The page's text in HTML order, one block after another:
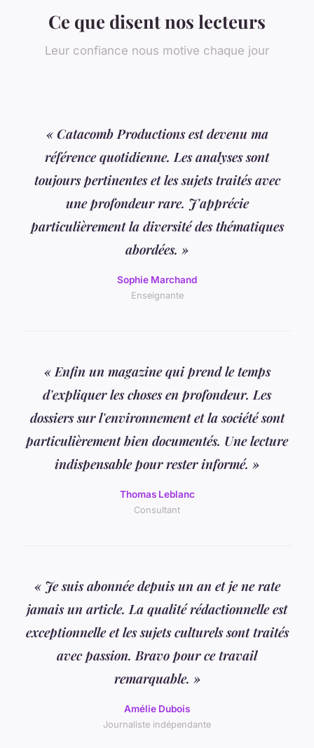
Ce que disent nos lecteurs
Leur confiance nous motive chaque jour
« Catacomb Productions est devenu ma
référence quotidienne. Les analyses sont
toujours pertinentes et les sujets traités avec
une profondeur rare. J'apprécie
particulièrement la diversité des thématiques
abordées. »
Sophie Marchand
Enseignante
« Enfin un magazine qui prend le temps
d'expliquer les choses en profondeur. Les
dossiers sur l'environnement et la société sont
particulièrement bien documentés. Une lecture
indispensable pour rester informé. »
Thomas Leblanc
Consultant
« Je suis abonnée depuis un an et je ne rate
jamais un article. La qualité rédactionnelle est
exceptionnelle et les sujets culturels sont traités
avec passion. Bravo pour ce travail
remarquable. »
Amélie Dubois
Journaliste indépendante